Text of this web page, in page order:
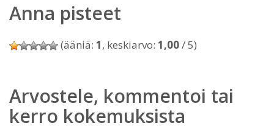
Anna pisteet
(ääniä: 1, keskiarvo: 1,00/ 5)
Arvostele, kommentoi tai
kerro kokemuksista